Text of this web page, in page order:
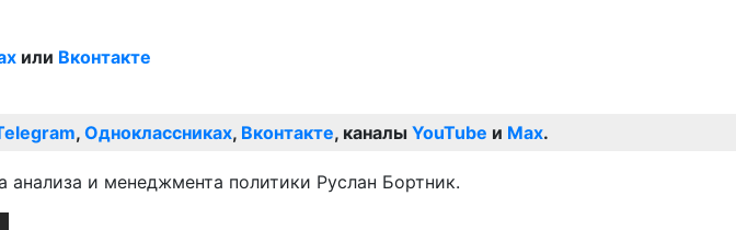
или Вконтакте
, Одноклассниках, Вконтакте, каналы YouTube и Max.
анализа и менеджмента политики Руслан Бортник.